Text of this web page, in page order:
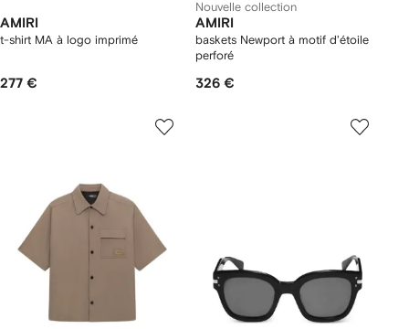
AMIRI
t-shirt MA à logo imprimé
277 €
Nouvelle collection
AMIRI
baskets Newport à motif d'étoile
perforé
326 €